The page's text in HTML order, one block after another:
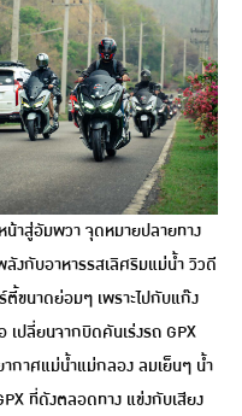
าสู่อัมพวา จุดหมายปลายทาง
ลังกับอาหารรสเลิศริมแม่น้ำ วิวดี
ขนาดย่อมๆ เพราะไปกับแก๊ง
เปลี่ยนจากบิดคันเร่งรถ GPX
กาศแม่น้ำแม่กลอง ลมเย็นๆ น้ำ
ที่ดังตลอดทาง แข่งกับเสียง